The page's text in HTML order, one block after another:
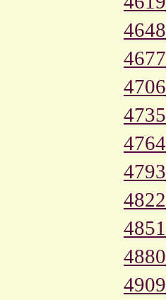
4648
4677
4706
4735
4764
4793
4822
4851
4880
4909